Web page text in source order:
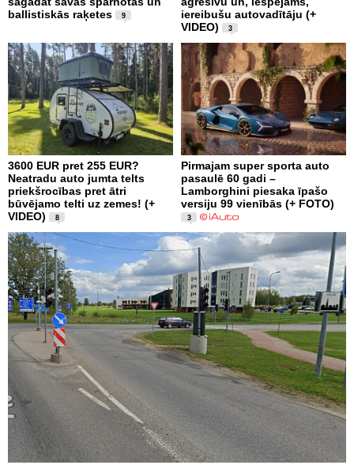
ballistiskās raķetes
9
iereibušu autovadītāju (+
VIDEO)
3
3600 EUR pret 255 EUR?
Neatradu auto jumta telts
priekšrocības pret ātri
būvējamo telti uz zemes! (+
VIDEO)
8
Pirmajam super sporta auto
pasaulē 60 gadi –
Lamborghini piesaka īpašo
versiju 99 vienībās (+ FOTO)
3